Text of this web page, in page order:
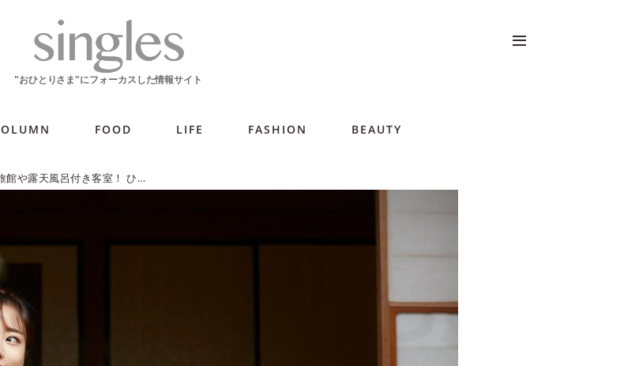
FOOD LIFE FASHION BEAUTY
【ひとり旅プラン】一軒宿の旅館や露天風呂付き客室！ ひとりの贅沢ツアー5選